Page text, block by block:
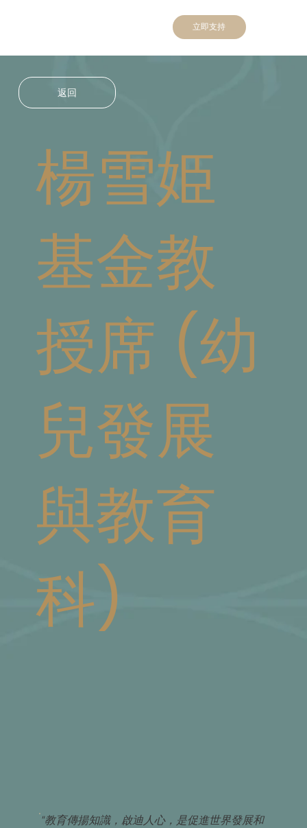
立即支持
"教育傳揚知識，啟迪人心，是促進世界發展和
楊雪姫
基金教
授席 (幼
兒發展
與教育
科)
返回